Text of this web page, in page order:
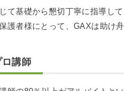
て基礎から懇切丁寧に指導し
護者様にとって、GAXは助け
ロ講師